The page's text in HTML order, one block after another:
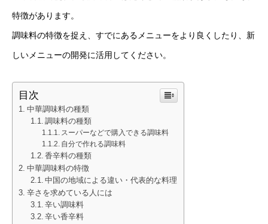
特徴があります。
調味料の特徴を捉え、すでにあるメニューをより良くしたり、新
しいメニューの開発に活用してください。
目次
中華調味料の種類
調味料の種類
スーパーなどで購入できる調味料
自分で作れる調味料
香辛料の種類
中華調味料の特徴
中国の地域による違い・代表的な料理
辛さを求めている人には
辛い調味料
辛い香辛料